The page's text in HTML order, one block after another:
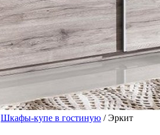
Шкафы-купе в гостиную / Эркит